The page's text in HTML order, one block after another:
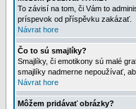
To závisí na tom, či Vám to
príspevok od příspěvku zakázať.
Návrat hore
Čo to sú smajlíky?
Smajlíky, či emotikony sú malé
smajlíky nadmerne nepoužívať,
Návrat hore
Môžem pridávať obrázky?